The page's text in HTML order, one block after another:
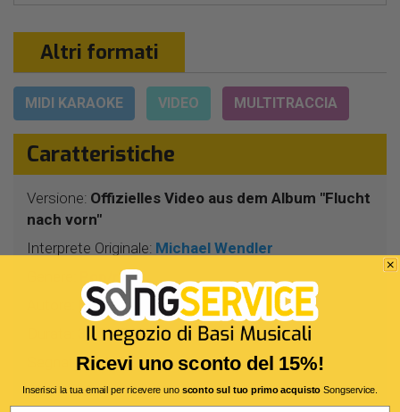
Altri formati
MIDI KARAOKE VIDEO MULTITRACCIA
Caratteristiche
Versione: Offizielles Video aus dem Album "Flucht
nach vorn"
Interprete Originale: Michael Wendler
Pop/rock
M.Wendler
3 Min 31 Sec
Segnatura:4/4
BPM: 132
Ricevi uno sconto del 15%!
Inserisci la tua email per ricevere uno sconto sul tuo primo acquistoSongservice.